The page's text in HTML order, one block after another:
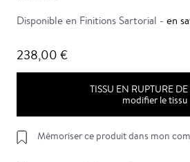
Disponible en Finitions Sartorial - en
238,00 €
TISSU EN RUPTURE
modifier le tissu
Mémoriser ce produit dans mon